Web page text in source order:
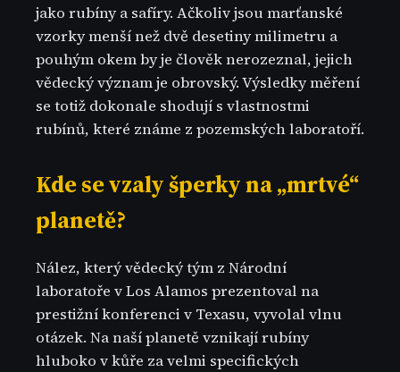
jako rubíny a safíry. Ačkoliv jsou marťanské
vzorky menší než dvě desetiny milimetru a
pouhým okem by je člověk nerozeznal, jejich
vědecký význam je obrovský. Výsledky měření
se totiž dokonale shodují s vlastnostmi
rubínů, které známe z pozemských laboratoří.
Kde se vzaly šperky na „mrtvé“
planetě?
Nález, který vědecký tým z Národní
laboratoře v Los Alamos prezentoval na
prestižní konferenci v Texasu, vyvolal vlnu
otázek. Na naší planetě vznikají rubíny
hluboko v kůře za velmi specifických